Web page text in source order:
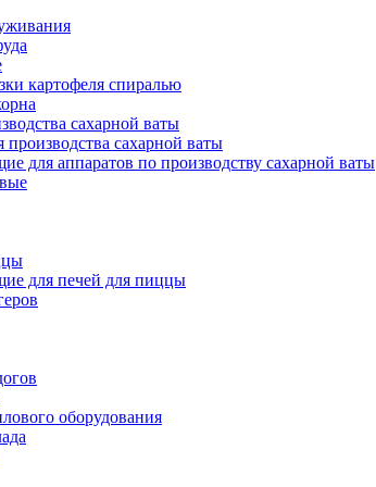
картофеля спиралью
сахарной ваты
сахарной ваты
для аппаратов по производству сахарной ваты
для печей для пиццы
оборудования